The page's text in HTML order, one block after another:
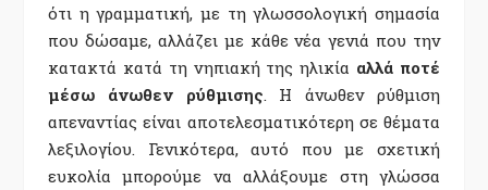
ότι η γραμματική, με τη γλωσσολογική σημασία
που δώσαμε, αλλάζει με κάθε νέα γενιά που την
κατακτά κατά τη νηπιακή της ηλικία αλλά ποτέ
μέσω άνωθεν ρύθμισης . Η άνωθεν ρύθμιση
απεναντίας είναι αποτελεσματικότερη σε θέματα
λεξιλογίου. Γενικότερα, αυτό που με σχετική
ευκολία μπορούμε να αλλάξουμε στη γλώσσα